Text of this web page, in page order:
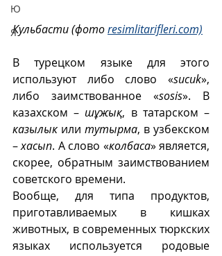
Ю
ЯКульбасти (фото resimlitarifleri.com)
В турецком языке для этого
используют либо слово «sucuk»,
либо заимствованное «sosis». В
казахском – шұжық
казылык или тутырма, в узбекском
– хасып. А слово «колбаса» является,
скорее, обратным заимствованием
советского времени.
Вообще, для типа продуктов,
приготавливаемых в кишках
животных, в современных тюркских
языках используется родовые